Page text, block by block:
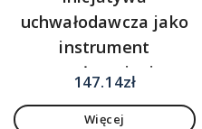
uchwałodawcza jako
instrument
uspołecznienia
procesu
147.14zł
Więcej